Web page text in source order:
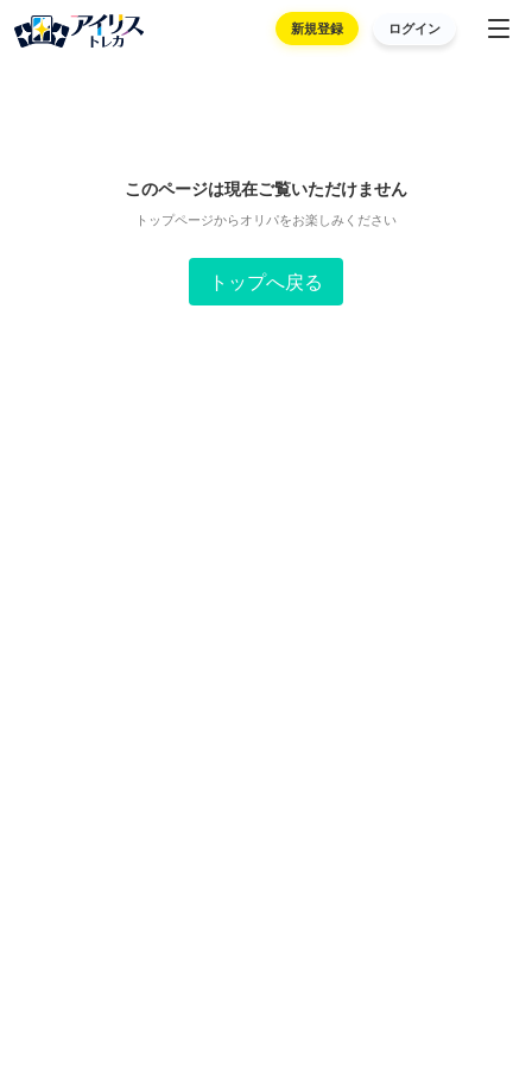
新規登録 ログイン
このページは現在ご覧いただけません
トップページからオリパをお楽しみください
トップへ戻る